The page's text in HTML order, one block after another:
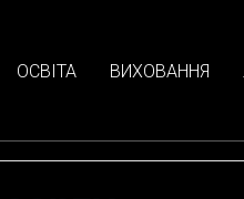
ОСВІТА ВИХОВАННЯ